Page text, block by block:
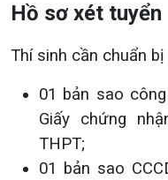
Hồ sơ xét tuyển
Thí sinh cần chuẩn
01 bản sao
Giấy chứng
THPT;
01 bản sao